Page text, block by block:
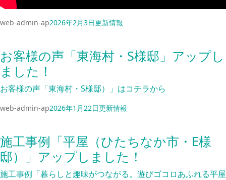
web-admin-ap2026年2月3日更新情報
お客様の声「東海村・S様邸」アップし
ました！
お客様の声「東海村・S様邸）」はコチラから
web-admin-ap2026年1月22日更新情報
施工事例「平屋（ひたちなか市・E様
邸）」アップしました！
施工事例「暮らしと趣味がつながる。遊びゴコロあふれる平屋